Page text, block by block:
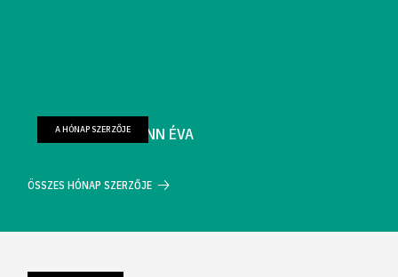
FARKAS WELLMANN ÉVA
A HÓNAP SZERZŐJE
ÖSSZES HÓNAP SZERZŐJE